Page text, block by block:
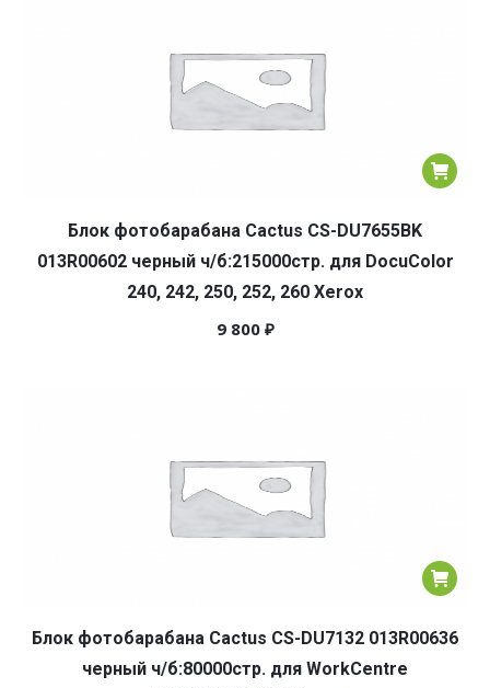
Блок фотобарабана Cactus CS-DU7655BK
013R00602 черный ч/б:215000стр. для DocuColor
240, 242, 250, 252, 260 Xerox
9 800 ₽
Блок фотобарабана Cactus CS-DU7132 013R00636
черный ч/б:80000стр. для WorkCentre